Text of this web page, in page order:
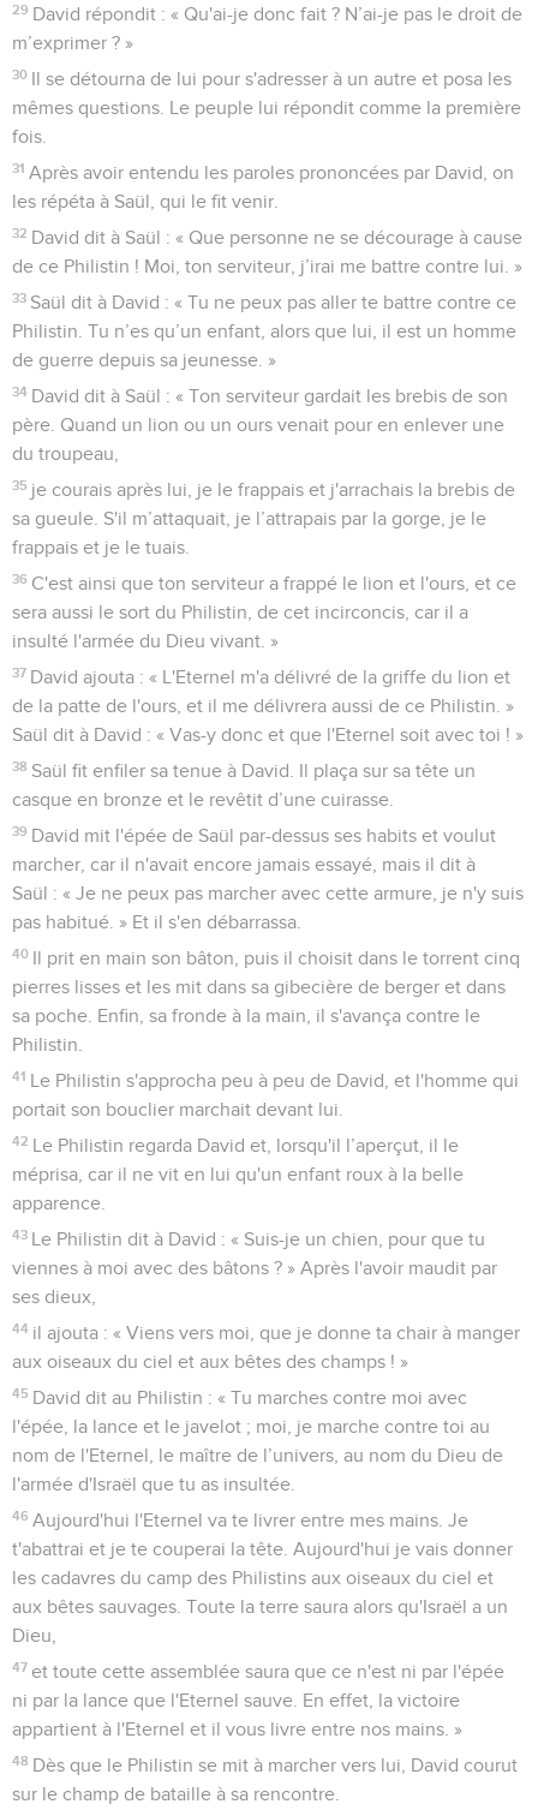
29 David répondit : « Qu'ai-je donc fait ? N’ai-je pas le droit de
m’exprimer ? »
30 Il se détourna de lui pour s'adresser à un autre et posa les
mêmes questions. Le peuple lui répondit comme la première
fois.
31 Après avoir entendu les paroles prononcées par David, on
les répéta à Saül, qui le fit venir.
32 David dit à Saül : « Que personne ne se décourage à cause
de ce Philistin ! Moi, ton serviteur, j’irai me battre contre lui. »
33 Saül dit à David : « Tu ne peux pas aller te battre contre ce
Philistin. Tu n’es qu’un enfant, alors que lui, il est un homme
de guerre depuis sa jeunesse. »
34 David dit à Saül : « Ton serviteur gardait les brebis de son
père. Quand un lion ou un ours venait pour en enlever une
du troupeau,
35 je courais après lui, je le frappais et j'arrachais la brebis de
sa gueule. S'il m’attaquait, je l’attrapais par la gorge, je le
frappais et je le tuais.
36 C'est ainsi que ton serviteur a frappé le lion et l'ours, et ce
sera aussi le sort du Philistin, de cet incirconcis, car il a
insulté l'armée du Dieu vivant. »
37 David ajouta : « L'Eternel m'a délivré de la griffe du lion et
de la patte de l'ours, et il me délivrera aussi de ce Philistin. »
Saül dit à David : « Vas-y donc et que l'Eternel soit avec toi ! »
38 Saül fit enfiler sa tenue à David. Il plaça sur sa tête un
casque en bronze et le revêtit d’une cuirasse.
39 David mit l'épée de Saül par-dessus ses habits et voulut
marcher, car il n'avait encore jamais essayé, mais il dit à
Saül : « Je ne peux pas marcher avec cette armure, je n'y suis
pas habitué. » Et il s'en débarrassa.
40 Il prit en main son bâton, puis il choisit dans le torrent cinq
pierres lisses et les mit dans sa gibecière de berger et dans
sa poche. Enfin, sa fronde à la main, il s'avança contre le
Philistin.
41 Le Philistin s'approcha peu à peu de David, et l'homme qui
portait son bouclier marchait devant lui.
42 Le Philistin regarda David et, lorsqu'il l’aperçut, il le
méprisa, car il ne vit en lui qu'un enfant roux à la belle
apparence.
43 Le Philistin dit à David : « Suis-je un chien, pour que tu
viennes à moi avec des bâtons ? » Après l'avoir maudit par
ses dieux,
44 il ajouta : « Viens vers moi, que je donne ta chair à manger
aux oiseaux du ciel et aux bêtes des champs ! »
45 David dit au Philistin : « Tu marches contre moi avec
l'épée, la lance et le javelot ; moi, je marche contre toi au
nom de l'Eternel, le maître de l’univers, au nom du Dieu de
l'armée d'Israël que tu as insultée.
46 Aujourd'hui l'Eternel va te livrer entre mes mains. Je
t'abattrai et je te couperai la tête. Aujourd'hui je vais donner
les cadavres du camp des Philistins aux oiseaux du ciel et
aux bêtes sauvages. Toute la terre saura alors qu'Israël a un
Dieu,
47 et toute cette assemblée saura que ce n'est ni par l'épée
ni par la lance que l'Eternel sauve. En effet, la victoire
appartient à l'Eternel et il vous livre entre nos mains. »
48 Dès que le Philistin se mit à marcher vers lui, David courut
sur le champ de bataille à sa rencontre.